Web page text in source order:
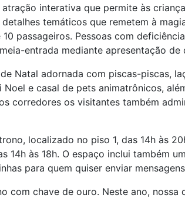
interativa que permite às
temáticos que remetem à
passageiros. Pessoas com
entrada mediante apresentação
Natal adornada com piscas-piscas,
e casal de pets animatrônicos,
corredores os visitantes também
localizado no piso 1, das 14h às
às 18h. O espaço inclui também
para quem quiser enviar
com chave de ouro. Neste ano,